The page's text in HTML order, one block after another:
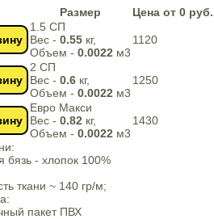
Размер Цена от 0 руб.
1.5 СП
Вес - 0.55 кг,
Объем - 0.0022 м3
1120
2 СП
Вес - 0.6 кг,
Объем - 0.0022 м3
1250
Евро Макси
Вес - 0.82 кг,
Объем - 0.0022 м3
1430
бязь - хлопок 100%
ткани ~ 140 гр/м;
пакет ПВХ